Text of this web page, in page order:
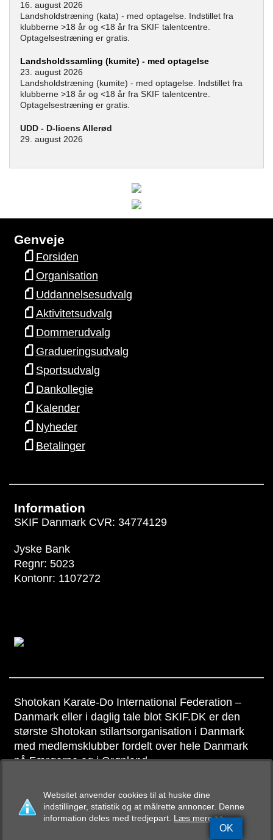
16. august 2026
Landsholdstræning (kata) - med optagelse. Indstillet fra
klubberne >18 år og <18 år fra SKIF talentcentre.
Optagelsestræning er gratis.
Landsholdssamling (kumite) - med optagelse
23. august 2026
Landsholdstræning (kumite) - med optagelse. Indstillet fra
klubberne >18 år og <18 år fra SKIF talentcentre.
Optagelsestræning er gratis.
UDD - D-licens Allerød
29. august 2026
Genveje
Forsiden
Organisation
Uddannelsesudvalg
Aktivitetsudvalg
Dommerudvalg
Gradueringsudvalg
Sportsudvalg
Dankollegie
Kalender
Nyheder
Betalinger
Information
SKIF Danmark CVR: 34774129
Jyske Bank
Regnr: 5023
Kontonr: 1107272
Shotokan Karate-Do International Federation –
Danmark eller i daglig tale blot SKIF.DK er den
største Shotokan stilartsorganisation i Danmark
med medlemsklubber fordelt over hele Danmark
på Færøerne og i Grønland
Copyright © SKIF Danmark
OK
Websitet anvender cookies til at huske dine
indstillinger, statistik og at målrette annoncer. Denne
information deles med tredjepart. Læs mere >>